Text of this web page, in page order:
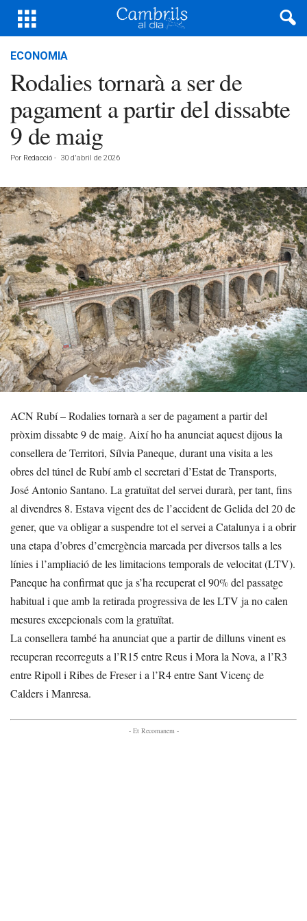
ECONOMIA
Rodalies tornarà a ser de
pagament a partir del dissabte
9 de maig
Por Redacció - 30 d'abril de 2026
ACN Rubí – Rodalies tornarà a ser de pagament a partir del
pròxim dissabte 9 de maig. Així ho ha anunciat aquest dijous la
consellera de Territori, Sílvia Paneque, durant una visita a les
obres del túnel de Rubí amb el secretari d’Estat de Transports,
José Antonio Santano. La gratuïtat del servei durarà, per tant, fins
al divendres 8. Estava vigent des de l’accident de Gelida del 20 de
gener, que va obligar a suspendre tot el servei a Catalunya i a obrir
una etapa d’obres d’emergència marcada per diversos talls a les
línies i l’ampliació de les limitacions temporals de velocitat (LTV).
Paneque ha confirmat que ja s’ha recuperat el 90% del passatge
habitual i que amb la retirada progressiva de les LTV ja no calen
mesures excepcionals com la gratuïtat.
La consellera també ha anunciat que a partir de dilluns vinent es
recuperan recorreguts a l’R15 entre Reus i Mora la Nova, a l’R3
entre Ripoll i Ribes de Freser i a l’R4 entre Sant Vicenç de
Calders i Manresa.
- Et Recomanem -